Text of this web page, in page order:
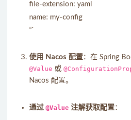
file-extension: yaml
name: my-config
“`
使用 Nacos 配置：在 Spring
@Value 或
Nacos 配置。
通过 @Value 注解获取配置：